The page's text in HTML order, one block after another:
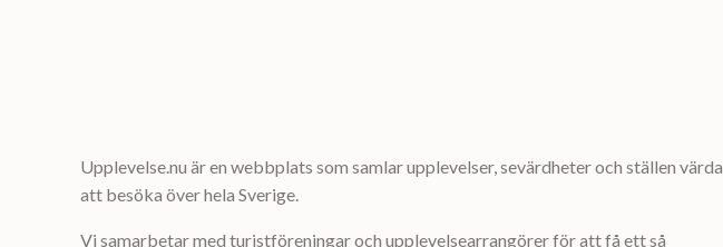
Upplevelse.nu är en webbplats som samlar upplevelser, sevärdheter och ställen värda
att besöka över hela Sverige.
Vi samarbetar med turistföreningar och upplevelsearrangörer för att få ett så